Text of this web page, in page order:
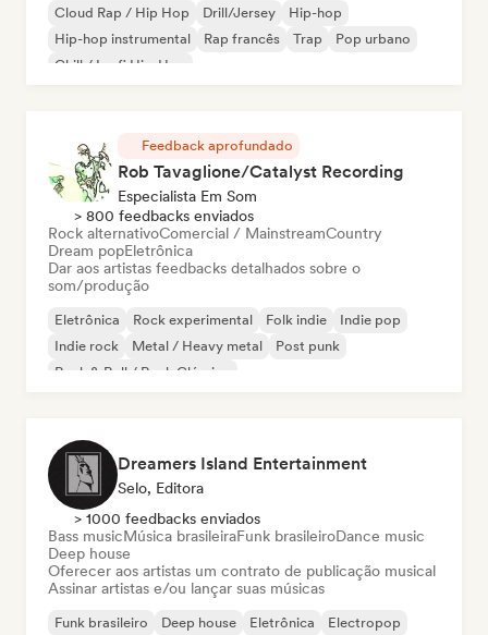
Cloud Rap / Hip Hop Drill/Jersey
Hip-hop
Hip-hop instrumental
Rap francês Trap
Pop urbano
Chill / Lo-fi Hip-Hop
Feedback aprofundado
Rob Tavaglione/Catalyst Recording
Especialista Em Som
> 800 feedbacks enviados
Rock alternativoComercial / MainstreamCountry
Dream popEletrônica
Dar aos artistas feedbacks detalhados sobre o
som/produção
Eletrônica Rock experimental Folk indie
Indie pop
Indie rock
Metal / Heavy metal
Post punk
Rock & Roll / Rock Clássico
Dreamers Island Entertainment
Selo, Editora
> 1000 feedbacks enviados
Bass musicMúsica brasileiraFunk brasileiroDance music
Deep house
Oferecer aos artistas um contrato de publicação musical
Assinar artistas e/ou lançar suas músicas
Funk brasileiro Deep house Eletrônica
Electropop